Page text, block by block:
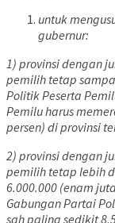
untuk
gubernur:
1) provinsi dengan
pemilih tetap
Politik Peserta
Pemilu harus
persen) di provinsi
2) provinsi dengan
pemilih tetap lebih
6.000.000 (enam
Gabungan Partai
sah paling sedikit